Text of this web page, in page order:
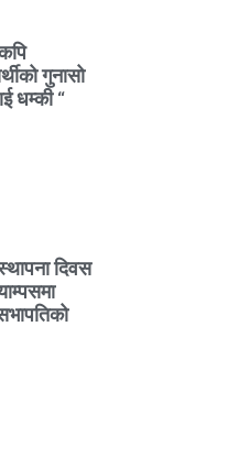
गुनासो
धम्की “
दिवस